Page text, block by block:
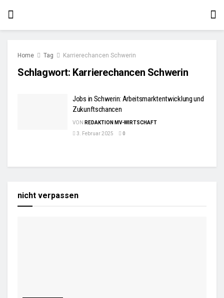
Home Tag Karrierechancen Schwerin
Schlagwort: Karrierechancen Schwerin
Jobs in Schwerin: Arbeitsmarktentwicklung und
Zukunftschancen
VON REDAKTION MV-WIRTSCHAFT
3. Februar 2025
0
nicht verpassen